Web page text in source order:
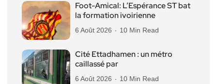
Foot-Amical: L’Espérance ST bat
la formation ivoirienne
6 Août 2026 10 Min Read
Cité Ettadhamen : un métro
caillassé par
6 Août 2026 10 Min Read